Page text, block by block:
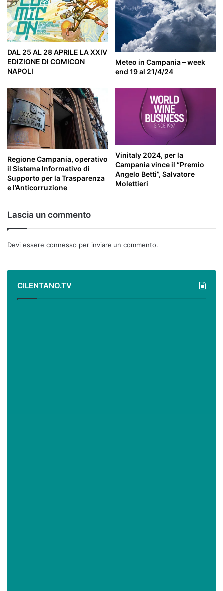
DAL 25 AL 28 APRILE LA XXIV
EDIZIONE DI COMICON
NAPOLI
Meteo in Campania – week
end 19 al 21/4/24
Regione Campania, operativo
il Sistema Informativo di
Supporto per la Trasparenza
e l’Anticorruzione
Vinitaly 2024, per la
Campania vince il “Premio
Angelo Betti”, Salvatore
Molettieri
Lascia un commento
Devi essere connesso per inviare un commento.
CILENTANO.TV